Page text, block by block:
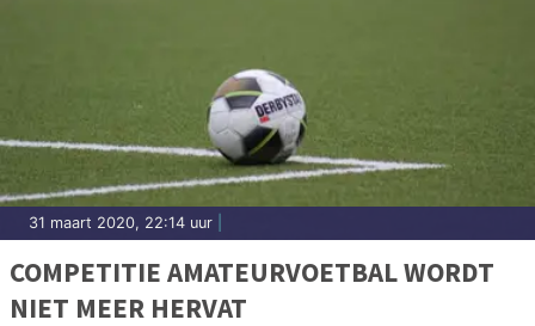
31 maart 2020, 22:14 uur
COMPETITIE AMATEURVOETBAL WORDT
NIET MEER HERVAT